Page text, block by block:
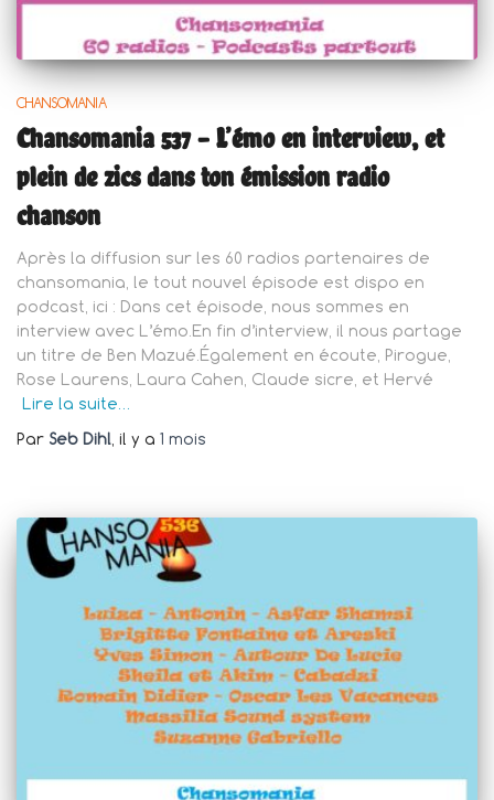
CHANSOMANIA
Chansomania 537 – L’émo en interview, et
plein de zics dans ton émission radio
chanson
Après la diffusion sur les 60 radios partenaires de
chansomania, le tout nouvel épisode est dispo en
podcast, ici : Dans cet épisode, nous sommes en
interview avec L’émo.En fin d’interview, il nous partage
un titre de Ben Mazué.Également en écoute, Pirogue,
Rose Laurens, Laura Cahen, Claude sicre, et Hervé
Lire la suite…
Par Seb Dihl, il y a 1 mois